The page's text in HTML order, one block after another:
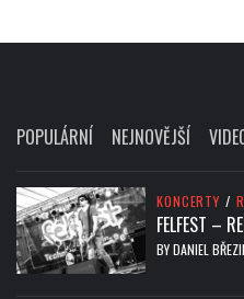
POPULÁRNÍ NEJNOVĚJŠÍ
KONCERTY /
FELFEST –
BYDANIEL